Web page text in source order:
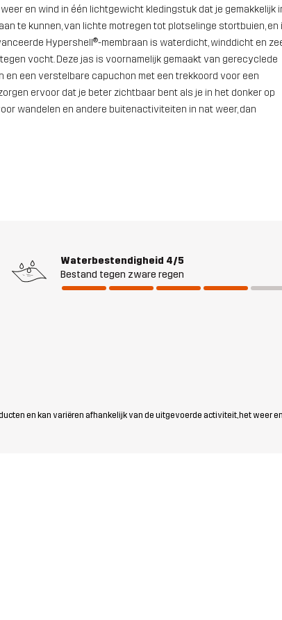
en wind in één lichtgewicht kledingstuk dat je gemakkelijk
te kunnen, van lichte motregen tot plotselinge stortbuien, en
Hypershell®-membraan is waterdicht, winddicht en
vocht. Deze jas is voornamelijk gemaakt van gerecyclede
een verstelbare capuchon met een trekkoord voor een
ervoor dat je beter zichtbaar bent als je in het donker op
wandelen en andere buitenactiviteiten in nat weer, dan
Waterbestendigheid 4/5
Bestand tegen zware regen
en kan variëren afhankelijk van de uitgevoerde activiteit, het weer